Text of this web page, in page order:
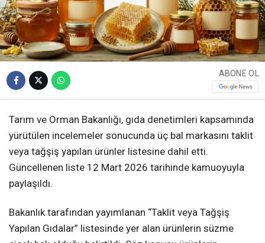
ABONE OL
Tarım ve Orman Bakanlığı, gıda denetimleri kapsamında
yürütülen incelemeler sonucunda üç bal markasını taklit
veya tağşiş yapılan ürünler listesine dahil etti.
Güncellenen liste 12 Mart 2026 tarihinde kamuoyuyla
paylaşıldı.
Bakanlık tarafından yayımlanan “Taklit veya Tağşiş
Yapılan Gıdalar” listesinde yer alan ürünlerin süzme